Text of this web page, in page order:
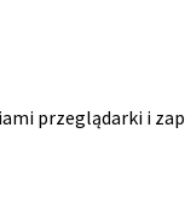
przeglądarki i